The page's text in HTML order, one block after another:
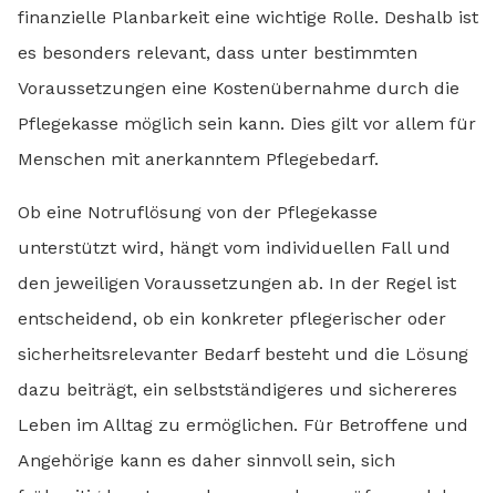
finanzielle Planbarkeit eine wichtige Rolle. Deshalb ist
es besonders relevant, dass unter bestimmten
Voraussetzungen eine Kostenübernahme durch die
Pflegekasse möglich sein kann. Dies gilt vor allem für
Menschen mit anerkanntem Pflegebedarf.
Ob eine Notruflösung von der Pflegekasse
unterstützt wird, hängt vom individuellen Fall und
den jeweiligen Voraussetzungen ab. In der Regel ist
entscheidend, ob ein konkreter pflegerischer oder
sicherheitsrelevanter Bedarf besteht und die Lösung
dazu beiträgt, ein selbstständigeres und sichereres
Leben im Alltag zu ermöglichen. Für Betroffene und
Angehörige kann es daher sinnvoll sein, sich